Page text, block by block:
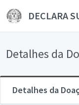
DECLARA
Detalhes da
Detalhes da